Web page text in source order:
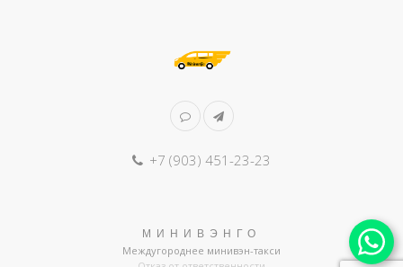
+7 (903) 451-23-23
МИНИВЭНГО
Междугороднее минивэн-такси